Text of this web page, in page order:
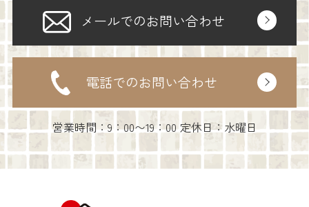
メールでのお問い合わせ
電話でのお問い合わせ
営業時間：9：00〜19：00 定休日：水曜日